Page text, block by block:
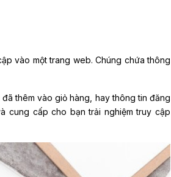
vào một trang web. Chúng chứa thông
thêm vào giỏ hàng, hay thông tin đăng
cung cấp cho bạn trải nghiệm truy cập